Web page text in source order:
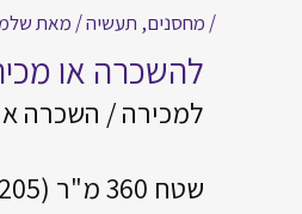
/ מחסנים, תעשיה/ מאת
להשכרה או
למכירה / השכרה
שטח 360 מ"ר (205 מ"ר רצפה +70 מ"ר גלריה+27 מ"ר ממ"ק)